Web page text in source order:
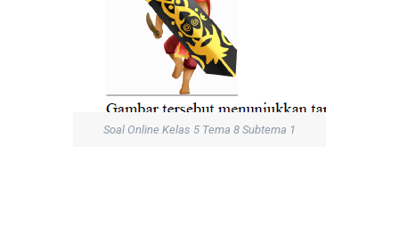
Soal Online Kelas 5 Tema 8 Subtema 1